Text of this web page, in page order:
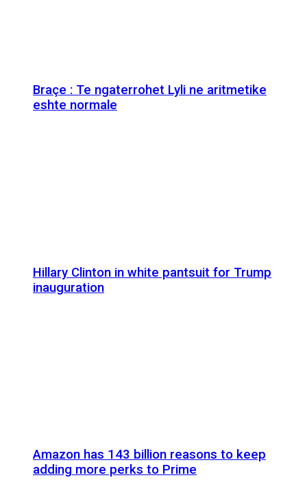
Braçe : Te ngaterrohet Lyli ne aritmetike
eshte normale
Hillary Clinton in white pantsuit for Trump
inauguration
Amazon has 143 billion reasons to keep
adding more perks to Prime